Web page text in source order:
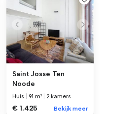
Saint Josse Ten
Noode
Huis 91 m² 2 kamers
€ 1.425 Bekijk meer